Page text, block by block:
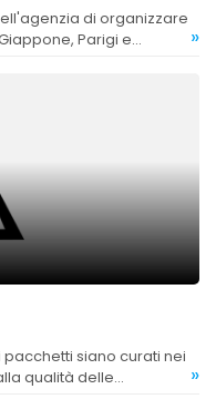
Parigi e
»
qualità delle
»